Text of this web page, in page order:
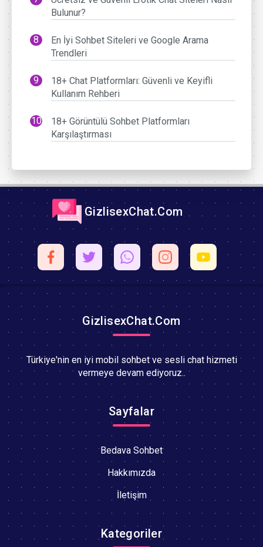
Bulunur?
En İyi Sohbet Siteleri ve Google Arama
Trendleri
18+ Chat Platformları: Güvenli ve Keyifli
Kullanım Rehberi
18+ Görüntülü Sohbet Platformları
Karşılaştırması
GizlisexChat.Com
GizlisexChat.Com
Türkiye'nin en iyi mobil sohbet ve sesli chat hizmeti
vermeye devam ediyoruz..
Sayfalar
Bedava Sohbet
Hakkımızda
İletişim
Kategoriler